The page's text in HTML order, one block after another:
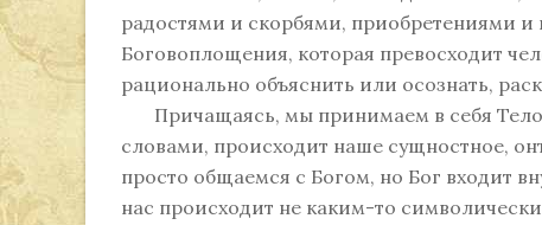
радостями и скорбями, приобретениями
Боговоплощения, которая превосходит
рационально объяснить или осознать,
Причащаясь, мы принимаем в себя
словами, происходит наше сущностное,
просто общаемся с Богом, но Бог входит
нас происходит не каким-то